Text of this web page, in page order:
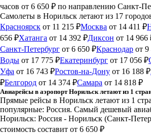
часов от 6 650 ₽ по направлению Санкт-
Самолеты в Норильск летают из 17
Красноярск от 11 215 ₽Москва от 14 411 ₽
656 ₽Хатанга от 14 392 ₽Диксон от 14 966
Санкт-Петербург от 6 650 ₽Краснодар от
Воды от 17 775 ₽Екатеринбург от 17 056 ₽
Уфа от 16 743 ₽Ростов-на-Дону от 16 188 ₽
₽Белгород от 14 374 ₽Самара от 14 818 ₽
Авиарейсы в аэропорт Норильск летают из 1
Прямые рейсы в Норильск летают из 1
популярные: Россия. Самый дешевый
Норильск: Россия - Норильск (Санкт-
стоимость составит от 6 650 ₽